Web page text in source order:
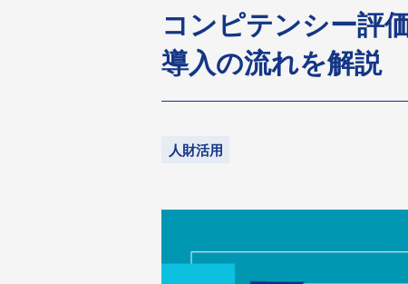
コンピテンシー評
導入の流れを解説
人財活用